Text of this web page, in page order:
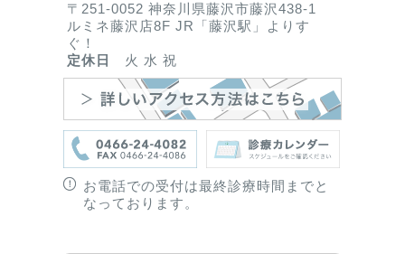
〒251-0052 神奈川県藤沢市藤沢438-1
ルミネ藤沢店8F JR「藤沢駅」よりす
ぐ！
定休日
火 水 祝
お電話での受付は最終診療時間までと
なっております。